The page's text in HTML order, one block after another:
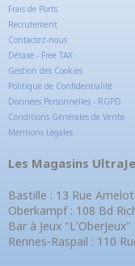
Frais de Ports
Recrutement
Contactez-nous
Détaxe - Free TAX
Gestion des Cookies
Politique de Confidentialité
Données Personnelles - RGPD
Conditions Générales de Vente
Mentions Légales
Les Magasins
Bastille : 13 Rue
Oberkampf : 108 Bd
Bar à Jeux
Rennes-Raspail : 110